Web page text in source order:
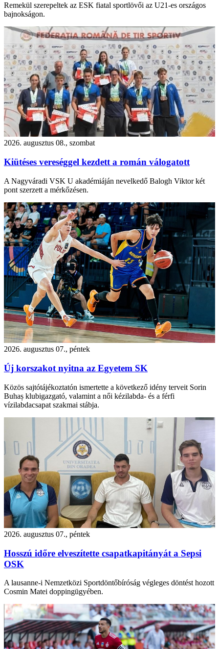
Remekül szerepeltek az ESK fiatal sportlövői az U21-es országos
bajnokságon.
2026. augusztus 08., szombat
Kiütéses vereséggel kezdett a román válogatott
A Nagyváradi VSK U akadémiáján nevelkedő Balogh Viktor két
pont szerzett a mérkőzésen.
2026. augusztus 07., péntek
Új korszakot nyitna az Egyetem SK
Közös sajtótájékoztatón ismertette a következő idény terveit Sorin
Buhaș klubigazgató, valamint a női kézilabda- és a férfi
vízilabdacsapat szakmai stábja.
2026. augusztus 07., péntek
Hosszú időre elveszítette csapatkapitányát a Sepsi
OSK
A lausanne-i Nemzetközi Sportdöntőbíróság végleges döntést hozott
Cosmin Matei doppingügyében.